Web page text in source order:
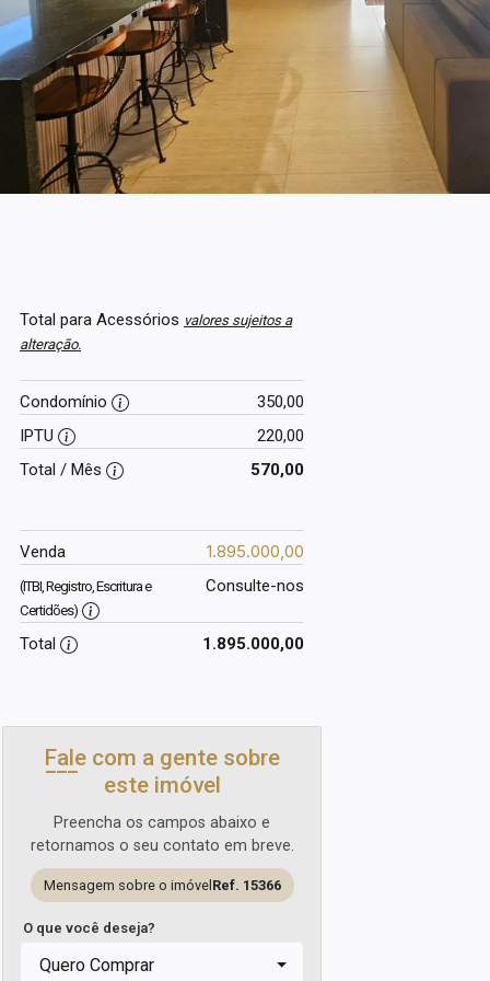
Total para Acessórios valores sujeitos a
alteração.
Condomínio
350,00
IPTU
220,00
Total / Mês
570,00
Venda 1.895.000,00
(ITBI, Registro, Escritura e
Certidões)
Consulte-nos
Total 1.895.000,00
Fale com a gente sobre
este imóvel
Preencha os campos abaixo e
retornamos o seu contato em breve.
Mensagem sobre o imóvel Ref. 15366
O que você deseja?
Quero Comprar